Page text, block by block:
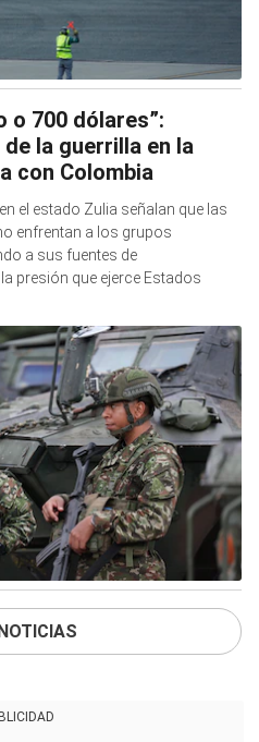
o 700 dólares”:
la guerrilla en la
con Colombia
el estado Zulia señalan que las
enfrentan a los grupos
a sus fuentes de
presión que ejerce Estados